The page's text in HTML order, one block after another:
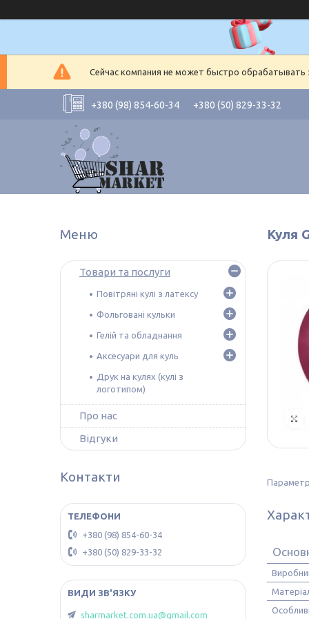
Сейчас компания не может быстро обрабатывать
+380 (98) 854-60-34 +380 (50) 829-33-32
Куля
Товари та послуги
Повітряні кулі з латексу
Фольговані кульки
Гелій та обладнання
Аксесуари для куль
Друк на кулях (кулі з
логотипом)
Про нас
Відгуки
Контакти
+380 (98) 854-60-34
+380 (50) 829-33-32
sharmarket.com.ua@gmail.com